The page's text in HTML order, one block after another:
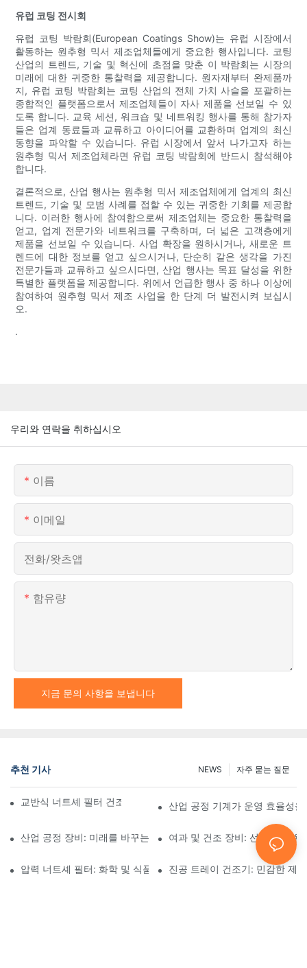
유럽 ​​코팅 전시회
유럽 ​​코팅 박람회(European Coatings Show)는 유럽 시장에서
활동하는 원추형 믹서 제조업체들에게 중요한 행사입니다. 코팅
산업의 트렌드, 기술 및 혁신에 초점을 맞춘 이 박람회는 시장의
미래에 대한 귀중한 통찰력을 제공합니다. 원자재부터 완제품까
지, 유럽 코팅 박람회는 코팅 산업의 전체 가치 사슬을 포괄하는
종합적인 플랫폼으로서 제조업체들이 자사 제품을 선보일 수 있
도록 합니다. 교육 세션, 워크숍 및 네트워킹 행사를 통해 참가자
들은 업계 동료들과 교류하고 아이디어를 교환하며 업계의 최신
동향을 파악할 수 있습니다. 유럽 시장에서 앞서 나가고자 하는
원추형 믹서 제조업체라면 유럽 코팅 박람회에 반드시 참석해야
합니다.
결론적으로, 산업 행사는 원추형 믹서 제조업체에게 업계의 최신
트렌드, 기술 및 모범 사례를 접할 수 있는 귀중한 기회를 제공합
니다. 이러한 행사에 참여함으로써 제조업체는 중요한 통찰력을
얻고, 업계 전문가와 네트워크를 구축하며, 더 넓은 고객층에게
제품을 선보일 수 있습니다. 사업 확장을 원하시거나, 새로운 트
렌드에 대한 정보를 얻고 싶으시거나, 단순히 같은 생각을 가진
전문가들과 교류하고 싶으시다면, 산업 행사는 목표 달성을 위한
특별한 플랫폼을 제공합니다. 위에서 언급한 행사 중 하나 이상에
참여하여 원추형 믹서 제조 사업을 한 단계 더 발전시켜 보십시
오.
.
우리와 연락을 취하십시오
이름
이메일
전화/왓츠앱
함유량
지금 문의 사항을 보냅니다
추천 기사 자주 묻는 질문
NEWS
교반식 너트셰 필터 건조기와 기타 건조 방법 비교산업 공정 기계가 운영 효율성
산업 공정 장비: 미래를 바꾸는 혁신여과 및 건조 장비: 선택 및 사용
압력 너트셰 필터: 화학 및 식품 산업 분야에서의 응용
진공 트레이 건조기: 민감한 제